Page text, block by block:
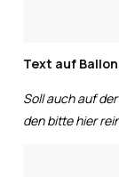
Text auf
Soll auch auf
den bitte hier